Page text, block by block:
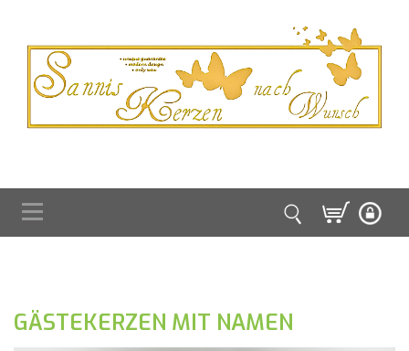
GÄSTEKERZEN MIT NAMEN